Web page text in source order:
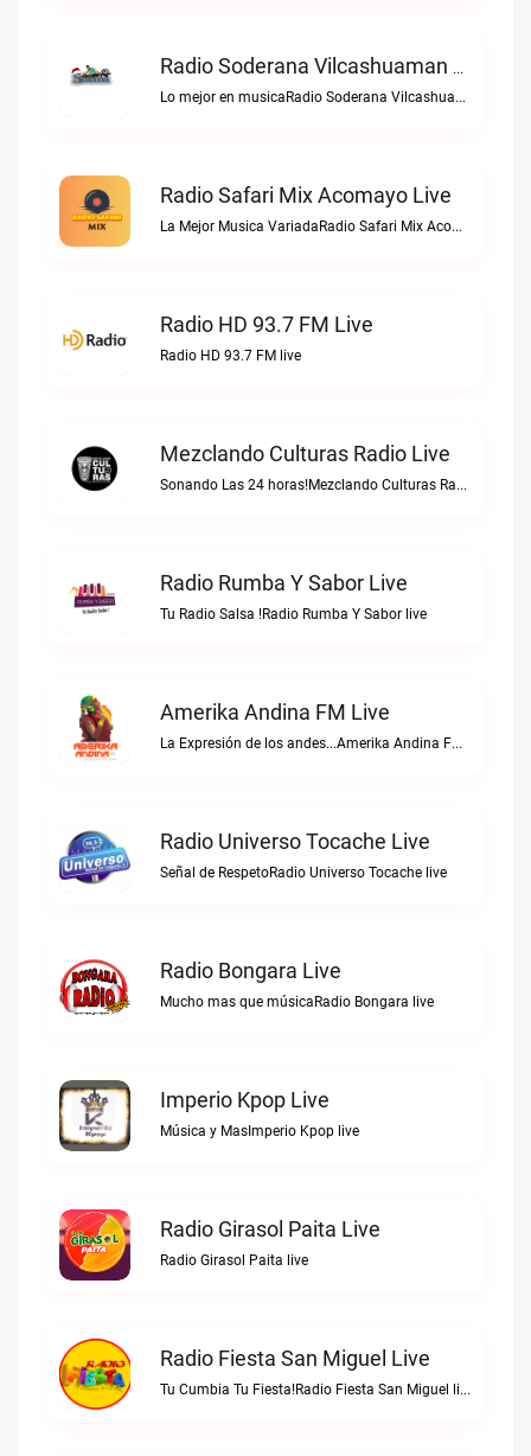
Radio Soderana Vilcashuaman Live
Lo mejor en musicaRadio Soderana Vilcashuaman live
Radio Safari Mix Acomayo Live
La Mejor Musica VariadaRadio Safari Mix Acomayo live
Radio HD 93.7 FM Live
Radio HD 93.7 FM live
Mezclando Culturas Radio Live
Sonando Las 24 horas!Mezclando Culturas Radio live
Radio Rumba Y Sabor Live
Tu Radio Salsa !Radio Rumba Y Sabor live
Amerika Andina FM Live
La Expresión de los andes...Amerika Andina FM live
Radio Universo Tocache Live
Señal de RespetoRadio Universo Tocache live
Radio Bongara Live
Mucho mas que músicaRadio Bongara live
Imperio Kpop Live
Música y MasImperio Kpop live
Radio Girasol Paita Live
Radio Girasol Paita live
Radio Fiesta San Miguel Live
Tu Cumbia Tu Fiesta!Radio Fiesta San Miguel live